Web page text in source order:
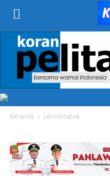
PELITA
Beranda Jabodetabek